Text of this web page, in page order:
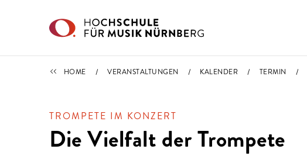
TERMINE
HOME VERANSTALTUNGEN KALENDER TERMIN
TROMPETE IM KONZERT
Die Vielfalt der Trompete